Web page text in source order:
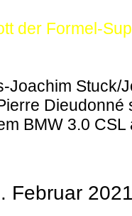
der Formel-
Joachim Stuck/
Dieudonné
BMW 3.0 CSL
Februar 2021